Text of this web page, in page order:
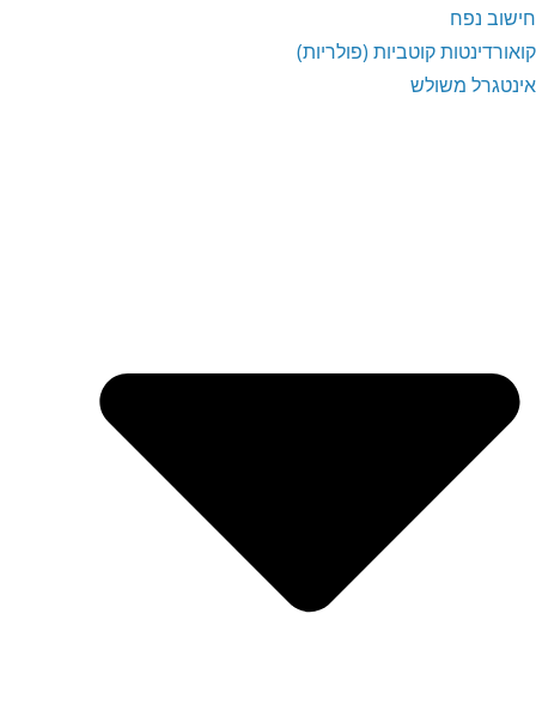
חישוב נפח
קואורדינטות קוטביות (פולריות)
אינטגרל משולש